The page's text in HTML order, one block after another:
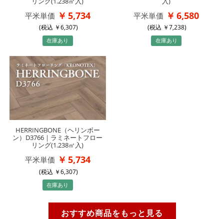
平米単価 5,734
(税込 6,307)
在庫あり
平米単価 6,580
(税込 7,238)
在庫あり
HERRINGBONE（ヘリンボー
ン）D3766｜ラミネートフロー
リング(1.238㎡入)
平米単価 5,734
(税込 6,307)
在庫あり
おすすめ商品をもっと見る